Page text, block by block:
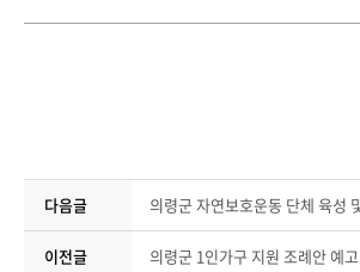
다음글
이전글 의령군 1인가구 지원 조례안 예고